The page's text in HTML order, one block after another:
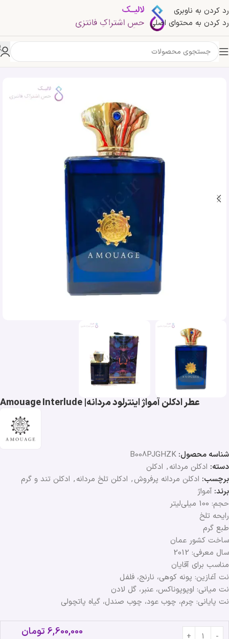
رد کردن به ناوبری
رد کردن به محتوای اصلی
خانه»فروشگاه»عطر ادکلن آمواژ اینترلود مردانه| Amouage Interlude
عطر ادکلن آمواژ اینترلود مردانه| Amouage Interlude
شناسه محصول: B008PJGHZK
دسته: ادکلن مردانه, ادکلن
برچسب: ادکلن مردانه پرفروش, ادکلن تلخ مردانه, ادکلن تند و گرم
برند: آمواژ
حجم: 100 میلی‌لیتر
رایحه تلخ
طبع گرم
ساخت کشور عمان
سال معرفی: 2012
مناسب برای آقایان
نت آغازین: پونه کوهی، نارنج، فلفل
نت میانی: اوپوپوناکس، عنبر، گل لادن
نت پایانی: چرم، چوب عود، چوب صندل، گیاه پاتچولی
6,600,000 تومان